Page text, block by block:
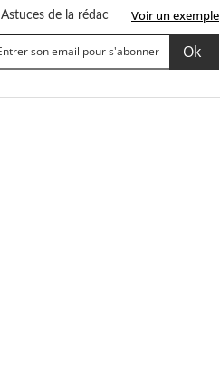
Astuces de la rédac Voir un exemple